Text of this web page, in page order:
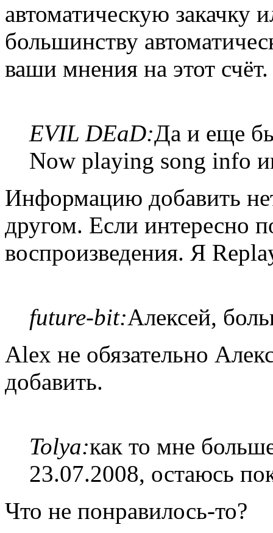
автоматическую закачку
большинству
ваши мнения на этот счёт.
EVIL DEaD:Да и еще
Now playing song info
Информацию добавить
другом. Если интересно
воспроизведения. Я
future-bit:Алексей,
Alex не обязательно
добавить.
Tolya:как то мне
23.07.2008, остаюсь
Что не понравилось-то?